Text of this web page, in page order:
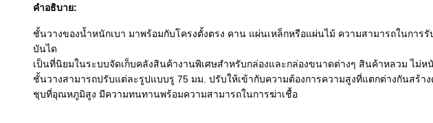
คำอธิบาย:
ชั้นวางของน้ำหนักเบา มาพร้อมกับโครงตั้งตรง คาน แผ่นเหล็กหรือแผ่นไม้ ความสามารถในกา
บันได
เป็นที่นิยมในระบบจัดเก็บคลังสินค้างานพิเศษสำหรับกล่องและกล่องขนาดต่างๆ สินค้าหลวม ไม่
ชั้นวางสามารถปรับแต่ละรูปแบบรู 75 มม. ปรับให้เข้ากับความต้องการความสูงที่แตกต่างกันสร้
ชุบที่อุณหภูมิสูง มีความทนทานพร้อมความสามารถในการฆ่าเชื้อ